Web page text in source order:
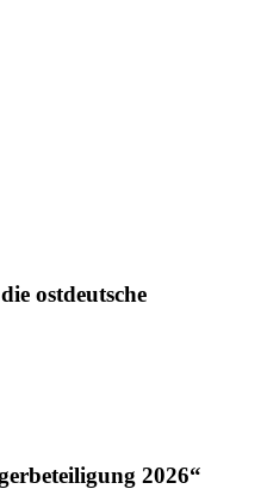
ostdeutsche
2026“